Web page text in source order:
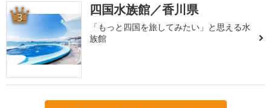
3 四国水族館／香川県
「もっと四国を旅してみたい」と思える水
族館